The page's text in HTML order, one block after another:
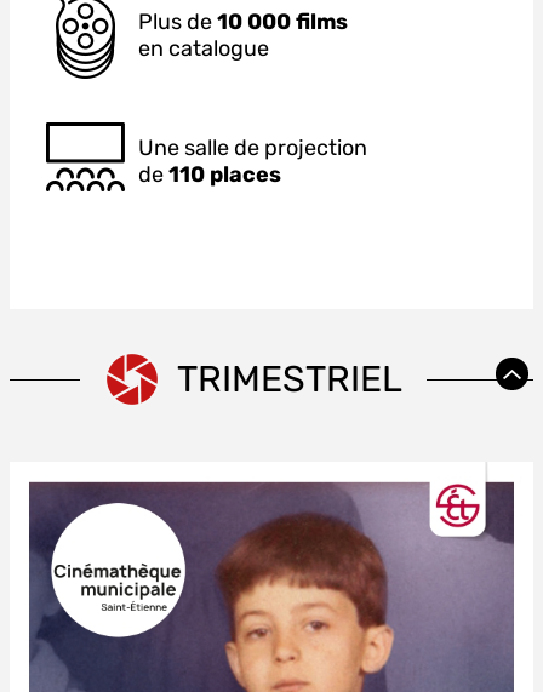
Plus de10 000 films
en catalogue
Une salle de projection
de110 places
TRIMESTRIEL